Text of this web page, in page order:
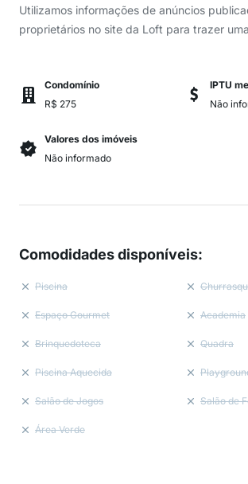
Utilizamos informações de anúncios
proprietários no site da Loft para trazer
Condomínio
R$ 275
IPTU
Não
Valores dos imóveis
Não informado
Comodidades disponíveis:
Piscina
Espaço Gourmet Academia
Brinquedoteca Quadra
Piscina Aquecida
Salão de Jogos Salão de
Área Verde